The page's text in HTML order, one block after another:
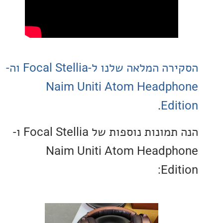
הסקירה המלאה שלנו ל-Focal Stellia וה-
Naim Uniti Atom
הנה תמונות נוספות של Focal Stellia ו-
Naim Uniti Atom